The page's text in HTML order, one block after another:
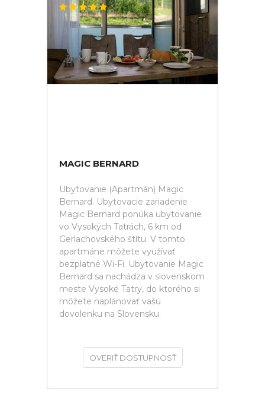
MAGIC BERNARD
Ubytovanie (Apartmán) Magic
Bernard. Ubytovacie zariadenie
Magic Bernard ponúka ubytovanie
vo Vysokých Tatrách, 6 km od
Gerlachovského štítu. V tomto
apartmáne môžete využívať
bezplatné Wi-Fi. Ubytovanie Magic
Bernard sa nachádza v slovenskom
meste Vysoké Tatry, do ktorého si
môžete naplánovať vašú
dovolenku na Slovensku.
OVERIŤ DOSTUPNOSŤ